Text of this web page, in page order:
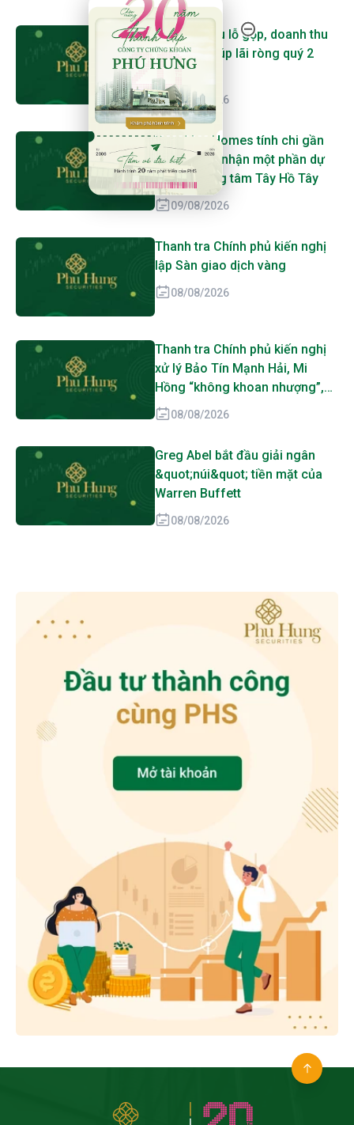
CC1 lần đầu lỗ gộp, doanh thu
tài chính giúp lãi ròng quý 2
tăng vọt
09/08/2026
Sunshine Homes tính chi gần
2.3 ngàn tỷ nhận một phần dự
án khu trung tâm Tây Hồ Tây
09/08/2026
Thanh tra Chính phủ kiến nghị
lập Sàn giao dịch vàng
08/08/2026
Thanh tra Chính phủ kiến nghị
xử lý Bảo Tín Mạnh Hải, Mi
Hồng “không khoan nhượng”,
SJC, PNJ, DOJI cũng bị gọi tên
08/08/2026
Greg Abel bắt đầu giải ngân
&quot;núi&quot; tiền mặt của
Warren Buffett
08/08/2026